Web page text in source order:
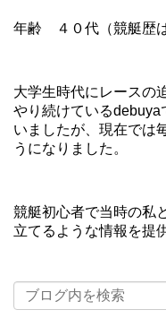
年齢 ４０代（競艇歴
大学生時代にレースの
やり続けている
いましたが、現在では
うになりました。
競艇初心者で当時の私
立てるような情報を提